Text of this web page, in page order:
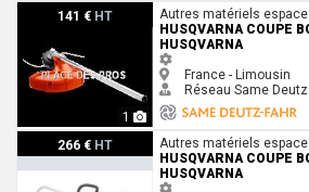
141 € HT
1
Husqvarna Coupe bordures TA850 Husqvarna
Autres matériels
HUSQVARNA COUPE
HUSQVARNA
France - Limousin
Réseau Same Deutz
266 € HT
Husqvarna Coupe bordures 129C Husqvarna
Autres matériels
HUSQVARNA COUPE
HUSQVARNA